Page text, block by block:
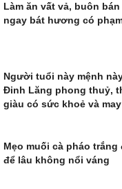
Làm ăn vất vả, buôn
ngay bát hương có
Người tuổi này mệnh
Đinh Lăng phong thuỷ,
giàu có sức khoẻ và may
Mẹo muối cà pháo trắng
để lâu không nổi váng